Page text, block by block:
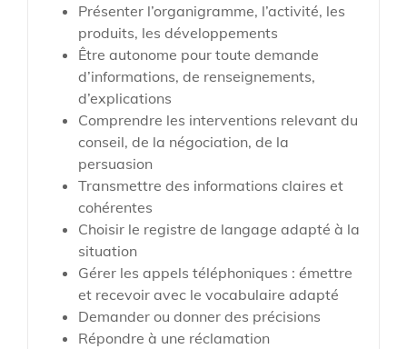
Présenter l’organigramme, l’activité, les
produits, les développements
Être autonome pour toute demande
d’informations, de renseignements,
d’explications
Comprendre les interventions relevant du
conseil, de la négociation, de la
persuasion
Transmettre des informations claires et
cohérentes
Choisir le registre de langage adapté à la
situation
Gérer les appels téléphoniques : émettre
et recevoir avec le vocabulaire adapté
Demander ou donner des précisions
Répondre à une réclamation